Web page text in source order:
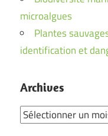
microalgues
Plantes
identification et
Archives
Archives